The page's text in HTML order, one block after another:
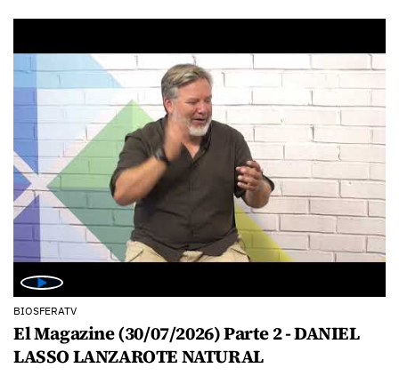
BIOSFERATV
El Magazine (30/07/2026) Parte 2 - DANIEL
LASSO LANZAROTE NATURAL